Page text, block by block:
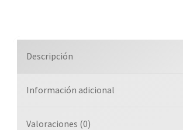
10
U3
A2
Descripción
Información adicional
Valoraciones (0)